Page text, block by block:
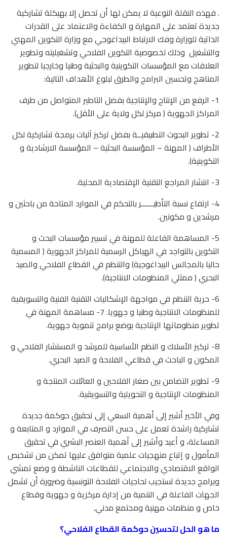
. فهذه النقلة النوعية لا يمكن لها أن تحصل إلا بهيكلة تشاركية
جديدة تعتمد على المهارة و الكفاءة والاعتماد على القدرات
الذاتية للوزارة وفك الارتباط البيداغوجي مع وزارة التكوين المهني
والتشغيل وذلك لخصوصية التكوين الفلاحي وتشغيليته وتطوير
العلاقات مع المؤسسات التكوينية والبحثية وطنيا وخارجيا لتطوير
المناهج وتحسين البرامج والطرق لبلوغ الأهداف التالية:
1- الرفع من الإنتاج والإنتاجية بفضل التاطير المتواصل من طرف
المراكز الجهوية ( مركز لكل ولاية على الأقل).
2- تطوير البحوث التطبيقيــة بفضل تركيز آليات برمجة تشاركية لكل
الأطراف ( المهنة – المؤسسة البحثية – المؤسسة الارشادية و
التكوينية).
3- انتشار المراجع التقنية الإقتصادية المحلية.
4- ارتفاع نسبة التأطيــــــر بالتحكم في الموارد المتاحة من باحثين و
مرشدين و مكونين.
5- المساهمة الفاعلة للمهنة في تسيير مؤسسات البحث و
التكوين بالتواجد في الهياكل الرسمية للمراكز الجهوية ( المسمية
حاليا بالمجالس البيداغوجية) والتنظم في القطاع الفلاحي والصيد
البحري ( ممثلي المنظومات الانتاجية).
6- حرية التنظم في مواجهة الإشكاليات التقنية الفنية والتسويقية
للمنظومات الانتاجية وطنيا و جهويا. 7- مساهمة المهنة في
تطوير منظوماتها الإنتاجية بوضع برامج تنموية جهوية.
8- تركيز الأسلاك و النظم الأساسية للمرشد و المستشار الفلاحي و
المكون و الباحث في قطاعي الفلاحة و الصيد البحري.
9- تطوير التضامن بين صغار الفلاحين و العائلات المنتجة و
المنظومات الإنتاجية و التحويلية والتسويقية.
وفي الأخير أشير إلى أهمية السعي إلى تحقيق حوكمة جديدة
تشاركية راشدة تعمل على حسن التصرف في الموارد و المتابعة و
المساءلة، و أعيد وأشير إلى أهمية العنصر البشري في تحقيق
المأمول و إتباع منهجيات علمية متوافق عليها تمكن من تشخيص
الواقع الاقتصادي والاجتماعي للقطاعات الناشطة و وضع تمشي
وبرامج جديدة تستجيب لحاجيات الفلاحة التونسية وضرورة أن تشمل
الجهات الفاعلة في التنمية من إدارة مركزية و جهوية وقطاع
خاص و منظمات مهنية ومجتمع مدني.
ما هو الحل لتحسين حوكمة القطاع الفلاحي؟